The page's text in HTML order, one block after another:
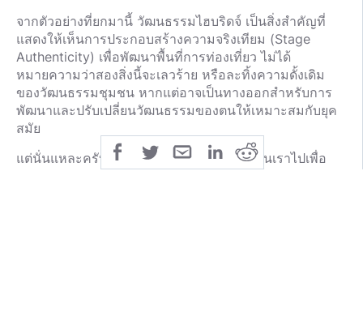
จากตัวอย่างที่ยกมานี้ วัฒนธรรมไฮบริดจ์ เป็นสิ่งสำคัญที่
แสดงให้เห็นการประกอบสร้างความจริงเทียม (Stage
Authenticity) เพื่อพัฒนาพื้นที่การท่องเที่ยว ไม่ได้
หมายความว่าสองสิ่งนี้จะเลวร้าย หรือละทิ้งความดั้งเดิม
ของวัฒนธรรมชุมชน หากแต่อาจเป็นทางออกสำหรับการ
พัฒนาและปรับเปลี่ยนวัฒนธรรมของตนให้เหมาะสมกับยุค
สมัย
แต่นั่นแหละครับ รู้ไว้ใช่ว่า การไปท่องเที่ยวนั้นเราไปเพื่อ